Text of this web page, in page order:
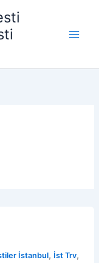
İstanbul, İst Trv,